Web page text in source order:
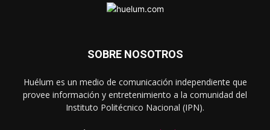
SOBRE NOSOTROS
Huélum es un medio de comunicación independiente que
provee información y entretenimiento a la comunidad del
Instituto Politécnico Nacional (IPN).